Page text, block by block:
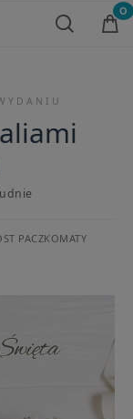
PACZKOMATY